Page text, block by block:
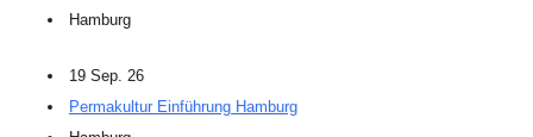
Hamburg
19 Sep. 26
Permakultur Einführung Hamburg